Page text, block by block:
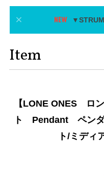
Item
【LONE ONES ロ
ト Pendant ペンダ
ト/ミディ